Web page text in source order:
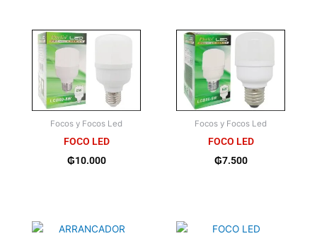
Focos y Focos Led
FOCO LED
₲10.000
Focos y Focos Led
FOCO LED
₲7.500